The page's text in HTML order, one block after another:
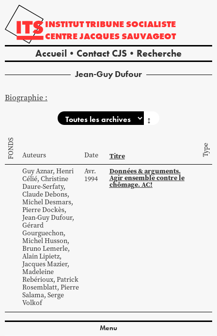
INSTITUTTRIBUNE SOCIALISTE
CENTREJACQUES SAUVAGEOT
Accueil Contact CJS Recherche
Jean-GuyDufour
Biographie :
↕
FONDS Auteurs Date Titre Type
GuyAznar, Henri
Célié, Christine
Daure-Serfaty,
ClaudeDebons,
MichelDesmars,
PierreDockès,
Jean-GuyDufour,
Gérard
Gourguechon,
MichelHusson,
Bruno Lemerle,
AlainLipietz,
JacquesMazier,
Madeleine
Rebérioux, Patrick
Rosemblatt, Pierre
Salama, Serge
Volkof
Avr.
1994
Données & arguments.
Agir ensemble contre le
chômage. AC!
Menu